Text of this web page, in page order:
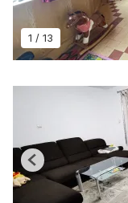
1 / 13
Previous